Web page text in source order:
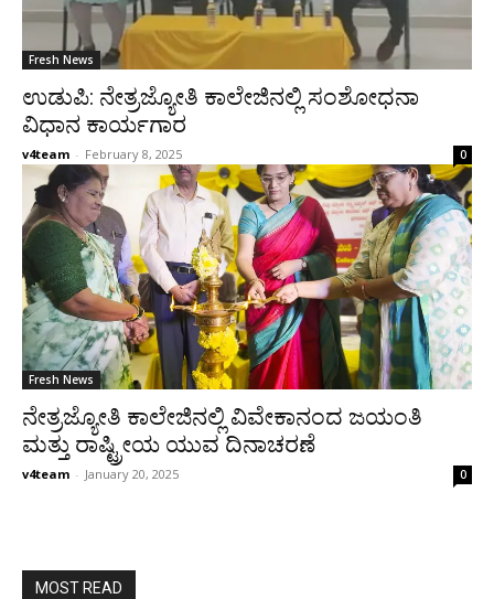
Fresh News
ಉಡುಪಿ: ನೇತ್ರಜ್ಯೋತಿ ಕಾಲೇಜಿನಲ್ಲಿ ಸಂಶೋಧನಾ
ವಿಧಾನ ಕಾರ್ಯಗಾರ
v4team - February 8, 2025 0
Fresh News
ನೇತ್ರಜ್ಯೋತಿ ಕಾಲೇಜಿನಲ್ಲಿ ವಿವೇಕಾನಂದ ಜಯಂತಿ
ಮತ್ತು ರಾಷ್ಟ್ರೀಯ ಯುವ ದಿನಾಚರಣೆ
v4team - January 20, 2025 0
MOST READ